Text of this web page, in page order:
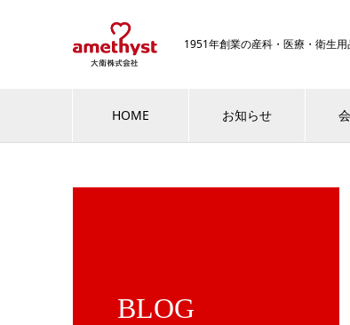
1951年創業の産科・医療・衛生
HOME お知らせ
BLOG